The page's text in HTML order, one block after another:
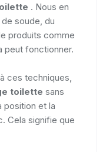
. Nous en
soude, du
produits comme
peut fonctionner.
ces techniques,
toilette sans
position et la
Cela signifie que